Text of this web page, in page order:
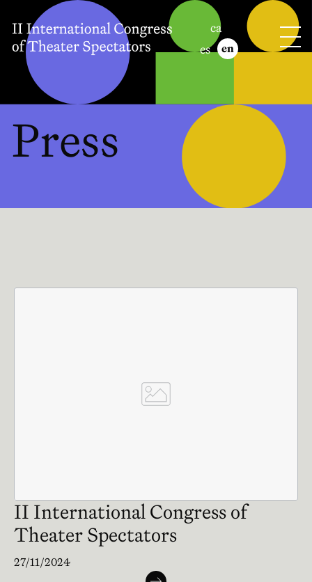
ca
es
en
Press
II International Congress of
Theater Spectators
27/11/2024